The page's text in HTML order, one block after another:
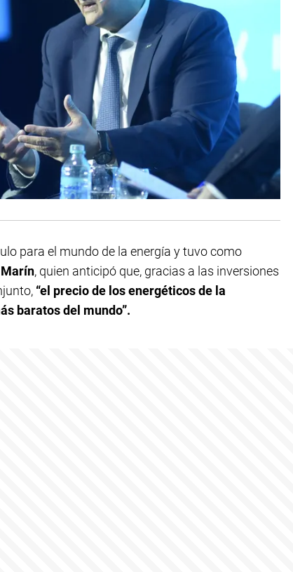
para el mundo de la energía y tuvo como
, quien anticipó que, gracias a las inversiones
“el precio de los energéticos de la
baratos del mundo”.